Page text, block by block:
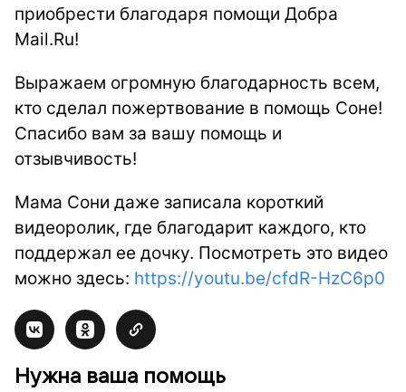
приобрести благодаря помощи Добра
Mail.Ru!
Выражаем огромную благодарность всем,
кто сделал пожертвование в помощь Соне!
Спасибо вам за вашу помощь и
отзывчивость!
Мама Сони даже записала короткий
видеоролик, где благодарит каждого, кто
поддержал ее дочку. Посмотреть это видео
можно здесь: https://youtu.be/cfdR-HzC6p0
Нужна ваша помощь